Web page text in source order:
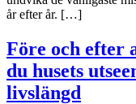
år efter år. […]
Före och efter
du husets
livslängd